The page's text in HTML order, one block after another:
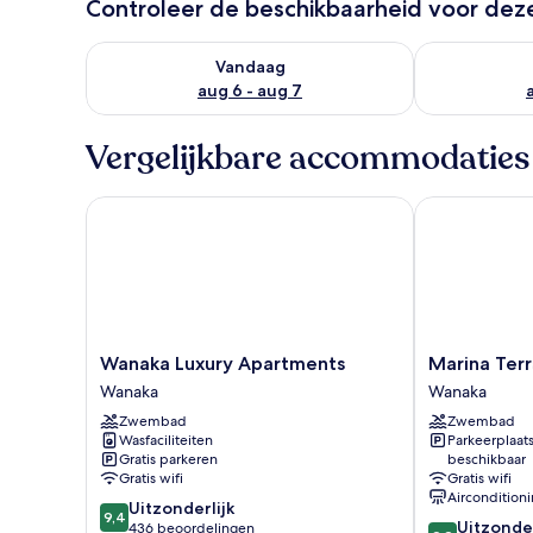
Controleer de beschikbaarheid voor
Vandaag
aug 6 - aug 7
De beschikbaarheid controleren voor vanavond aug
De
Vergelijkbare accommodaties
Wanaka
Luxury
Apartments
Wanaka
Wanaka Luxury Apartments
Wanaka
Zwembad
Wasfaciliteiten
Gratis parkeren
Gratis wifi
9.4
van
9,4 Uitzonderlijk
436 beoordelingen
Wanaka Luxury Apartments
Marina
Terrace
Apartments
Wanaka
Marina
Wanaka
Zwembad
beschikbaar
Gratis wifi
9.8
Marina